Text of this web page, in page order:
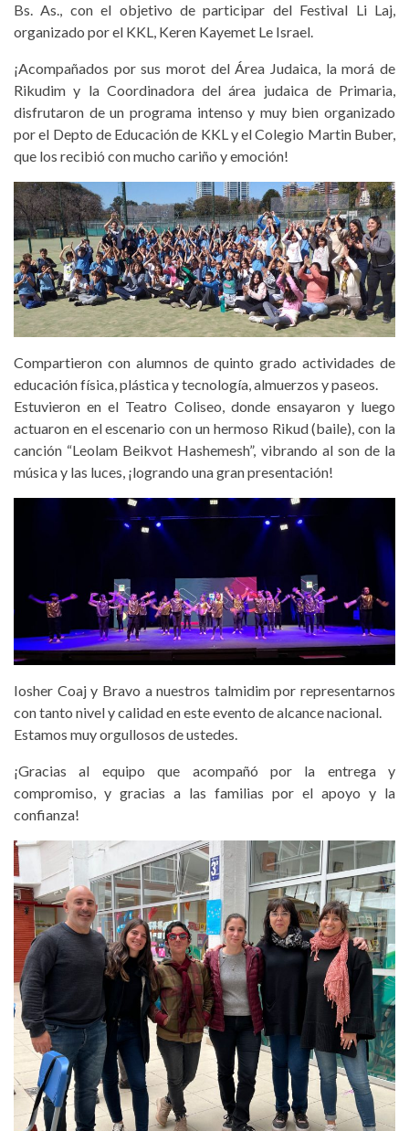
Bs. As., con el objetivo de participar del Festival Li Laj,
organizado por el KKL, Keren Kayemet Le Israel.
¡Acompañados por sus morot del Área Judaica, la morá de
Rikudim y la Coordinadora del área judaica de Primaria,
disfrutaron de un programa intenso y muy bien organizado
por el Depto de Educación de KKL y el Colegio Martin Buber,
que los recibió con mucho cariño y emoción!
Compartieron con alumnos de quinto grado actividades de
educación física, plástica y tecnología, almuerzos y paseos.
Estuvieron en el Teatro Coliseo, donde ensayaron y luego
actuaron en el escenario con un hermoso Rikud (baile), con la
canción “Leolam Beikvot Hashemesh”, vibrando al son de la
música y las luces, ¡logrando una gran presentación!
Iosher Coaj y Bravo a nuestros talmidim por representarnos
con tanto nivel y calidad en este evento de alcance nacional.
Estamos muy orgullosos de ustedes.
¡Gracias al equipo que acompañó por la entrega y
compromiso, y gracias a las familias por el apoyo y la
confianza!